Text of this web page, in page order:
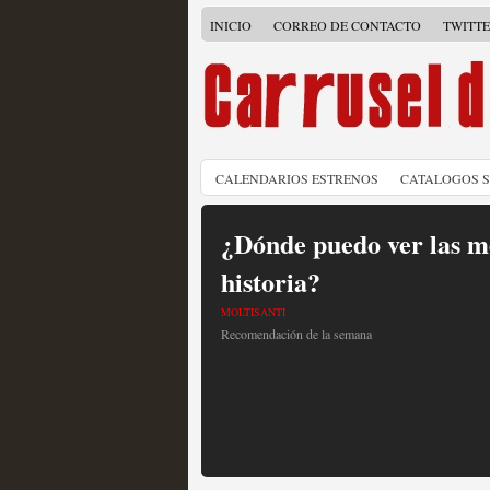
INICIO CORREO DE CONTACTO
CALENDARIOS ESTRENOS CATALOGOS
¿Dónde puedo ver las
historia?
MOLTISANTI
Recomendación de la semana